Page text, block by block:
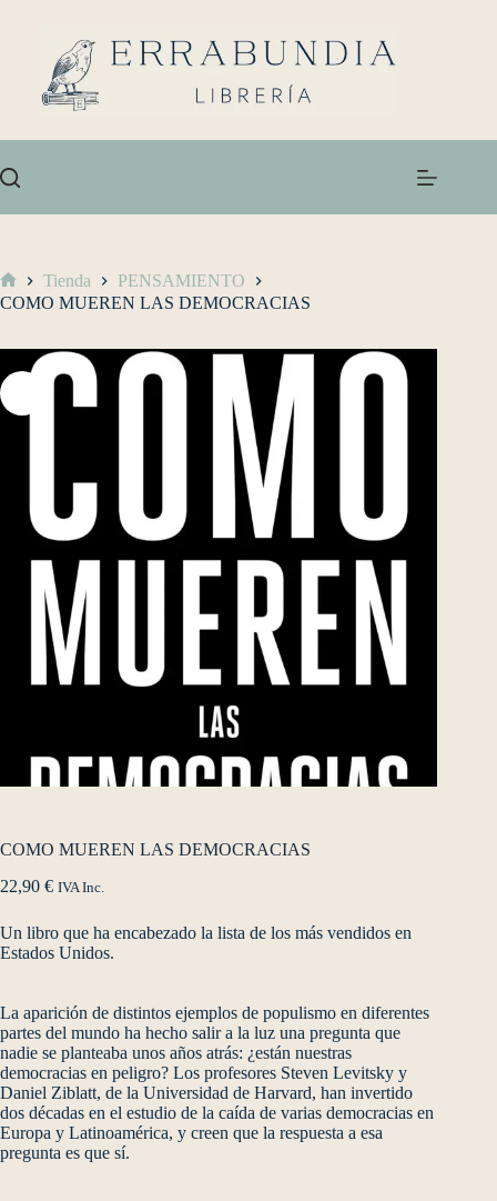
Tienda
PENSAMIENTO
COMO MUEREN LAS DEMOCRACIAS
COMO MUEREN LAS DEMOCRACIAS
22,90 € IVA Inc.
Un libro que ha encabezado la lista de los más vendidos en
Estados Unidos.
La aparición de distintos ejemplos de populismo en diferentes
partes del mundo ha hecho salir a la luz una pregunta que
nadie se planteaba unos años atrás: ¿están nuestras
democracias en peligro? Los profesores Steven Levitsky y
Daniel Ziblatt, de la Universidad de Harvard, han invertido
dos décadas en el estudio de la caída de varias democracias en
Europa y Latinoamérica, y creen que la respuesta a esa
pregunta es que sí.